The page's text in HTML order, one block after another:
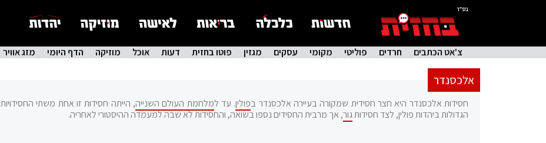
בס"ד
צ'אט הכתבים חרדים פוליטי מקומי עסקים מגזין פוטו בחזית דעות אוכל מוזיקה הדף היומי מזג אוויר
אלכסנדר
חסידות אלכסנדר היא חצר חסידית שמקורה בעיירה אלכסנדר בפולין. עד למלחמת העולם השנייה, הייתה חסידות זו אחת משתי החסידויות
הגדולות ביהדות פולין, לצד חסידותגור, אך מרבית החסידים נספו בשואה, והחסידות לא שבה למעמדה ההיסטורי לאחריה.